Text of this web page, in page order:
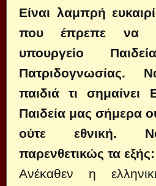
Είναι λαμπρή
που έπρεπε να
υπουργείο
Πατριδογνωσίας.
παιδιά τι σημαίνει
Παιδεία μας σήμερα
ούτε εθνική.
παρενθετικώς τα εξής:
Ανέκαθεν η